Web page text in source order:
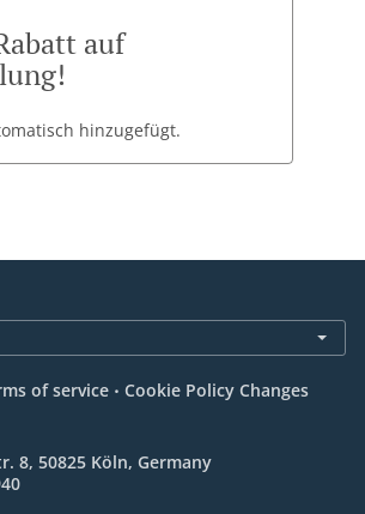
auf
hinzugefügt.
of service . Cookie Policy Changes
8, 50825 Köln, Germany